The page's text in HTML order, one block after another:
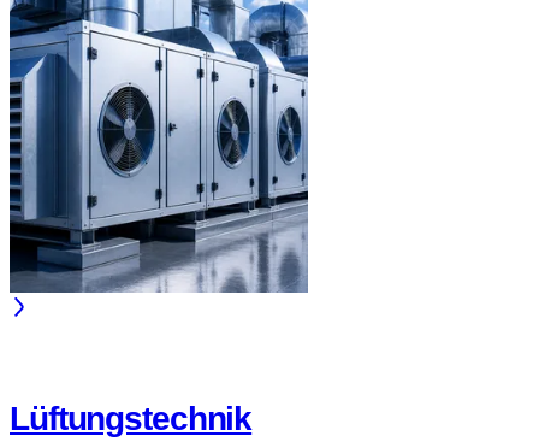
Lüftungstechnik